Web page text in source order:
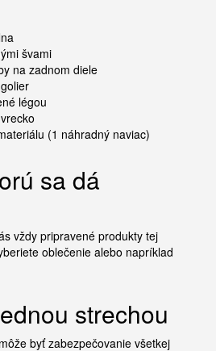
švami
na zadnom diele
légou
(1 náhradný naviac)
sa dá
vždy pripravené produkty tej
oblečenie alebo napríklad
strechou
byť zabezpečovanie všetkej